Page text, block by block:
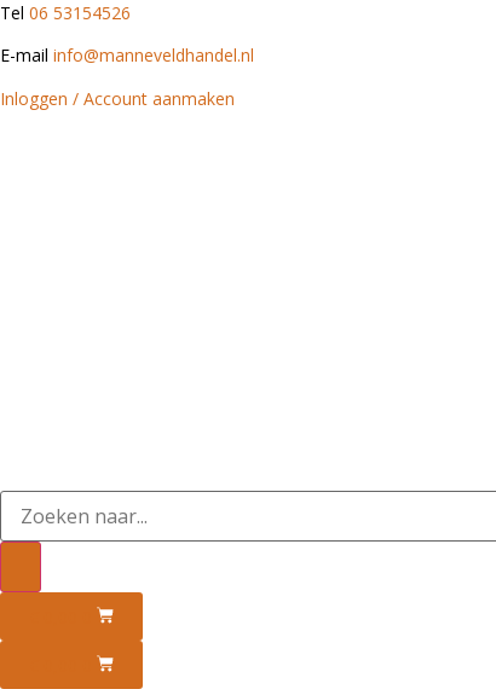
Tel 06 53154526
E-mail info@manneveldhandel.nl
Inloggen / Account aanmaken